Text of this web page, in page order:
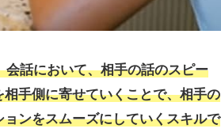
話において、相手の話のスピー
手側に寄せていくことで、相手の
ンをスムーズにしていくスキルで